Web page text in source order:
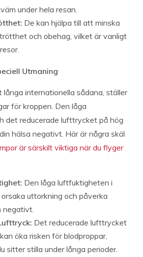
under hela resan.
De kan hjälpa till att minska
och obehag, vilket är vanligt
Utmaning
långa internationella sådana, ställer
för kroppen. Den låga
det reducerade lufttrycket på hög
hälsa negativt. Här är några skäl
är särskilt viktiga när du flyger
Den låga luftfuktigheten i
uttorkning och påverka
negativt.
Det reducerade lufttrycket
öka risken för blodproppar,
sitter stilla under långa perioder.